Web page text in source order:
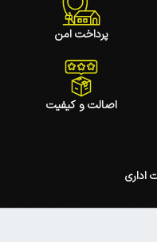
پرداخت امن
اصالت و کیفیت
اداری